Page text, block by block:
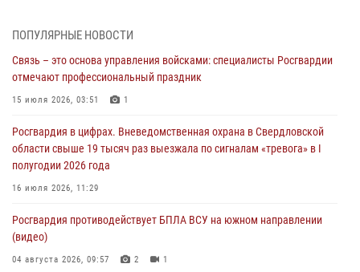
04 августа 2026, 09:57 2
Росгвардия приняла участие в обеспечении безопасности Дня
города в Екатеринбурге
03 августа 2026, 07:43
Росгвардия приняла участие в межведомственном
антитеррористическом учении в Свердловской области
31 июля 2026, 12:27
направлении
31 июля 2026, 06:56
ПОПУЛЯРНЫЕ НОВОСТИ
Связь – это основа управления войсками: специалисты Росгвардии
отмечают профессиональный праздник
15 июля 2026, 03:51 1
Росгвардия в цифрах. Вневедомственная охрана в Свердловской
области свыше 19 тысяч раз выезжала по сигналам «тревога» в I
полугодии 2026 года
16 июля 2026, 11:29
Росгвардия противодействует БПЛА ВСУ на южном направлении
(видео)
04 августа 2026, 09:57 2 1